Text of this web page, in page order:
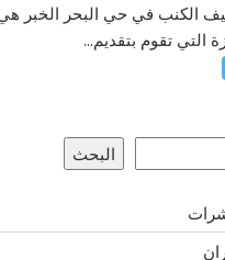
الكنب في حي البحر الخبر
التي تقوم بتقديم...
البحث